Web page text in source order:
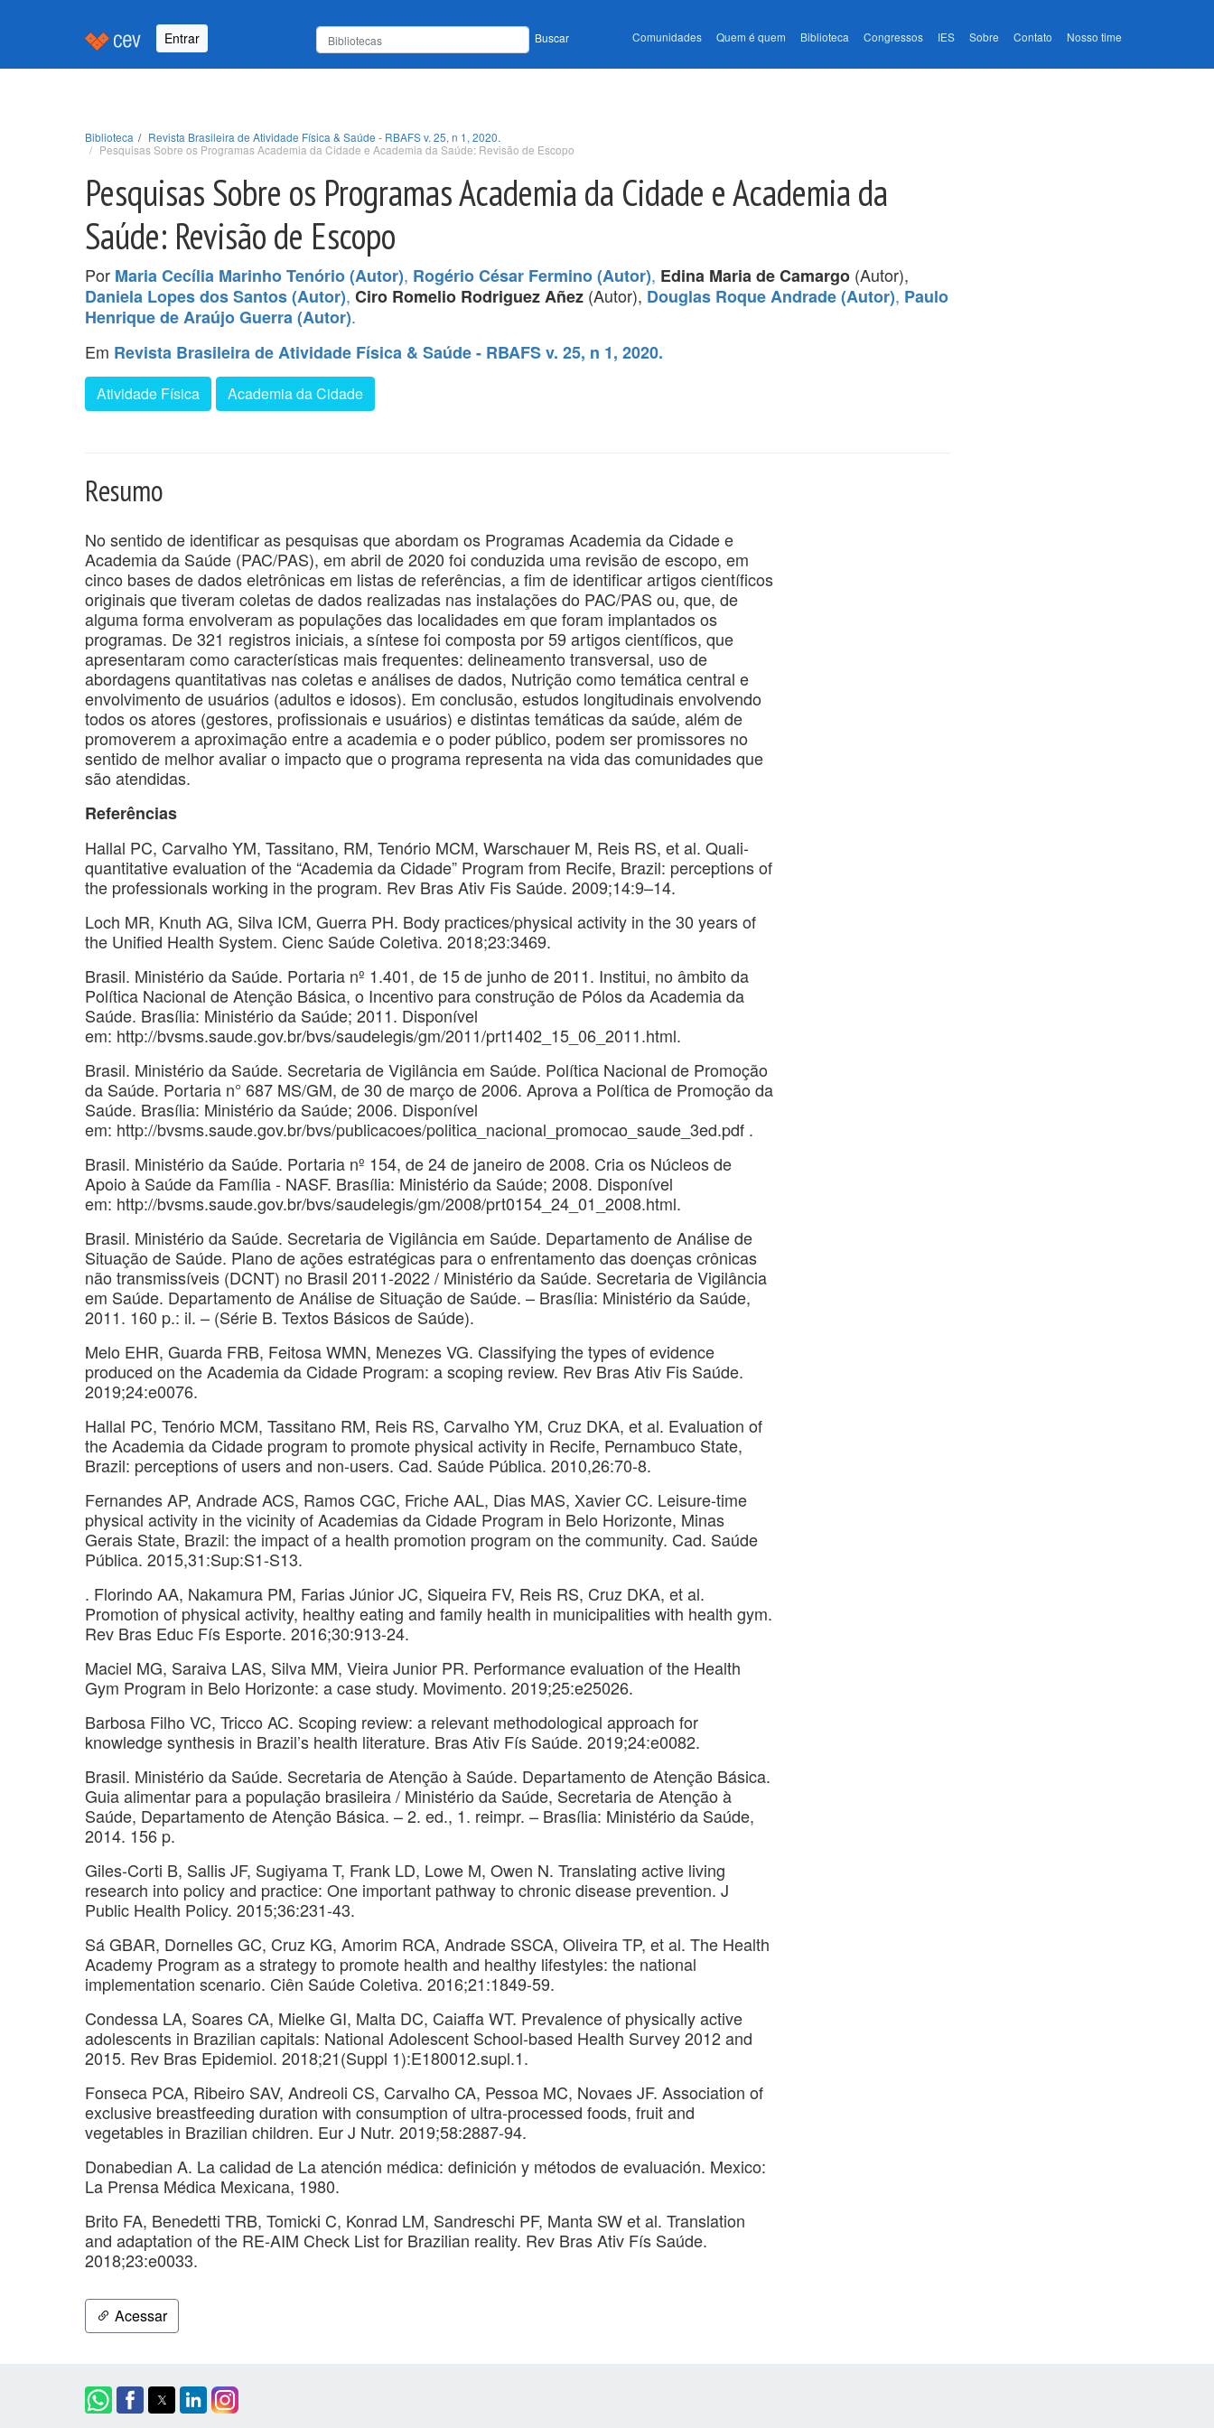
Entrar Buscar Comunidades Quem é quem Biblioteca Congressos IES Sobre Contato Nosso time
Biblioteca
Revista Brasileira de Atividade Física & Saúde - RBAFS v. 25, n 1, 2020.
Pesquisas Sobre os Programas Academia da Cidade e Academia da Saúde: Revisão de Escopo
Pesquisas Sobre os Programas Academia da Cidade e Academia da
Saúde: Revisão de Escopo
Por Maria Cecília Marinho Tenório (Autor), Rogério César Fermino (Autor), Edina Maria de Camargo (Autor),
Daniela Lopes dos Santos (Autor), Ciro Romelio Rodriguez Añez (Autor), Douglas Roque Andrade (Autor), Paulo
Henrique de Araújo Guerra (Autor).
Em Revista Brasileira de Atividade Física & Saúde - RBAFS v. 25, n 1, 2020.
Atividade Física Academia da Cidade
Resumo
No sentido de identificar as pesquisas que abordam os Programas Academia da Cidade e
Academia da Saúde (PAC/PAS), em abril de 2020 foi conduzida uma revisão de escopo, em
cinco bases de dados eletrônicas em listas de referências, a fim de identificar artigos científicos
originais que tiveram coletas de dados realizadas nas instalações do PAC/PAS ou, que, de
alguma forma envolveram as populações das localidades em que foram implantados os
programas. De 321 registros iniciais, a síntese foi composta por 59 artigos científicos, que
apresentaram como características mais frequentes: delineamento transversal, uso de
abordagens quantitativas nas coletas e análises de dados, Nutrição como temática central e
envolvimento de usuários (adultos e idosos). Em conclusão, estudos longitudinais envolvendo
todos os atores (gestores, profissionais e usuários) e distintas temáticas da saúde, além de
promoverem a aproximação entre a academia e o poder público, podem ser promissores no
sentido de melhor avaliar o impacto que o programa representa na vida das comunidades que
são atendidas.
Referências
Hallal PC, Carvalho YM, Tassitano, RM, Tenório MCM, Warschauer M, Reis RS, et al. Quali-
quantitative evaluation of the “Academia da Cidade” Program from Recife, Brazil: perceptions of
the professionals working in the program. Rev Bras Ativ Fis Saúde. 2009;14:9–14.
Loch MR, Knuth AG, Silva ICM, Guerra PH. Body practices/physical activity in the 30 years of
the Unified Health System. Cienc Saúde Coletiva. 2018;23:3469.
Brasil. Ministério da Saúde. Portaria nº 1.401, de 15 de junho de 2011. Institui, no âmbito da
Política Nacional de Atenção Básica, o Incentivo para construção de Pólos da Academia da
Saúde. Brasília: Ministério da Saúde; 2011. Disponível
em: http://bvsms.saude.gov.br/bvs/saudelegis/gm/2011/prt1402_15_06_2011.html.
Brasil. Ministério da Saúde. Secretaria de Vigilância em Saúde. Política Nacional de Promoção
da Saúde. Portaria n° 687 MS/GM, de 30 de março de 2006. Aprova a Política de Promoção da
Saúde. Brasília: Ministério da Saúde; 2006. Disponível
em: http://bvsms.saude.gov.br/bvs/publicacoes/politica_nacional_promocao_saude_3ed.pdf .
Brasil. Ministério da Saúde. Portaria nº 154, de 24 de janeiro de 2008. Cria os Núcleos de
Apoio à Saúde da Família - NASF. Brasília: Ministério da Saúde; 2008. Disponível
em: http://bvsms.saude.gov.br/bvs/saudelegis/gm/2008/prt0154_24_01_2008.html.
Brasil. Ministério da Saúde. Secretaria de Vigilância em Saúde. Departamento de Análise de
Situação de Saúde. Plano de ações estratégicas para o enfrentamento das doenças crônicas
não transmissíveis (DCNT) no Brasil 2011-2022 / Ministério da Saúde. Secretaria de Vigilância
em Saúde. Departamento de Análise de Situação de Saúde. – Brasília: Ministério da Saúde,
2011. 160 p.: il. – (Série B. Textos Básicos de Saúde).
Melo EHR, Guarda FRB, Feitosa WMN, Menezes VG. Classifying the types of evidence
produced on the Academia da Cidade Program: a scoping review. Rev Bras Ativ Fis Saúde.
2019;24:e0076.
Hallal PC, Tenório MCM, Tassitano RM, Reis RS, Carvalho YM, Cruz DKA, et al. Evaluation of
the Academia da Cidade program to promote physical activity in Recife, Pernambuco State,
Brazil: perceptions of users and non-users. Cad. Saúde Pública. 2010,26:70-8.
Fernandes AP, Andrade ACS, Ramos CGC, Friche AAL, Dias MAS, Xavier CC. Leisure-time
physical activity in the vicinity of Academias da Cidade Program in Belo Horizonte, Minas
Gerais State, Brazil: the impact of a health promotion program on the community. Cad. Saúde
Pública. 2015,31:Sup:S1-S13.
. Florindo AA, Nakamura PM, Farias Júnior JC, Siqueira FV, Reis RS, Cruz DKA, et al.
Promotion of physical activity, healthy eating and family health in municipalities with health gym.
Rev Bras Educ Fís Esporte. 2016;30:913-24.
Maciel MG, Saraiva LAS, Silva MM, Vieira Junior PR. Performance evaluation of the Health
Gym Program in Belo Horizonte: a case study. Movimento. 2019;25:e25026.
Barbosa Filho VC, Tricco AC. Scoping review: a relevant methodological approach for
knowledge synthesis in Brazil’s health literature. Bras Ativ Fís Saúde. 2019;24:e0082.
Brasil. Ministério da Saúde. Secretaria de Atenção à Saúde. Departamento de Atenção Básica.
Guia alimentar para a população brasileira / Ministério da Saúde, Secretaria de Atenção à
Saúde, Departamento de Atenção Básica. – 2. ed., 1. reimpr. – Brasília: Ministério da Saúde,
2014. 156 p.
Giles-Corti B, Sallis JF, Sugiyama T, Frank LD, Lowe M, Owen N. Translating active living
research into policy and practice: One important pathway to chronic disease prevention. J
Public Health Policy. 2015;36:231-43.
Sá GBAR, Dornelles GC, Cruz KG, Amorim RCA, Andrade SSCA, Oliveira TP, et al. The Health
Academy Program as a strategy to promote health and healthy lifestyles: the national
implementation scenario. Ciên Saúde Coletiva. 2016;21:1849-59.
Condessa LA, Soares CA, Mielke GI, Malta DC, Caiaffa WT. Prevalence of physically active
adolescents in Brazilian capitals: National Adolescent School-based Health Survey 2012 and
2015. Rev Bras Epidemiol. 2018;21(Suppl 1):E180012.supl.1.
Fonseca PCA, Ribeiro SAV, Andreoli CS, Carvalho CA, Pessoa MC, Novaes JF. Association of
exclusive breastfeeding duration with consumption of ultra-processed foods, fruit and
vegetables in Brazilian children. Eur J Nutr. 2019;58:2887-94.
Donabedian A. La calidad de La atención médica: definición y métodos de evaluación. Mexico:
La Prensa Médica Mexicana, 1980.
Brito FA, Benedetti TRB, Tomicki C, Konrad LM, Sandreschi PF, Manta SW et al. Translation
and adaptation of the RE-AIM Check List for Brazilian reality. Rev Bras Ativ Fís Saúde.
2018;23:e0033.
Acessar